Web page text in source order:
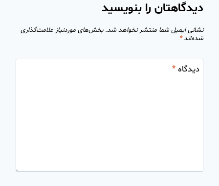
دیدگاهتان را بنویسید
نشانی ایمیل شما منتشر نخواهد شد. بخش‌های موردنیاز علامت‌گذاری
شده‌اند*
دیدگاه*